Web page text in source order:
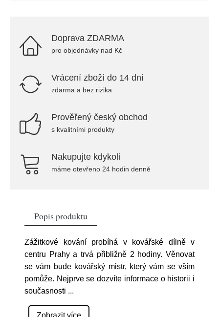
Doprava ZDARMA
pro objednávky nad Kč
Vrácení zboží do 14 dní
zdarma a bez rizika
Prověřený český obchod
s kvalitními produkty
Nakupujte kdykoli
máme otevřeno 24 hodin denně
Popis produktu
Zážitkové kování probíhá v kovářské dílně v
centru Prahy a trvá přibližně 2 hodiny. Věnovat
se vám bude kovářský mistr, který vám se vším
pomůže. Nejprve se dozvíte informace o historii i
současnosti ...
Zobrazit více